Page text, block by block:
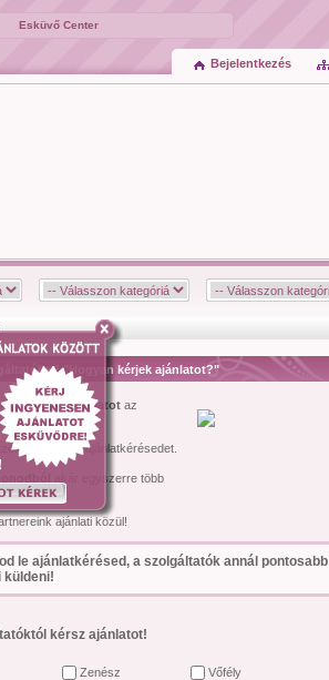
Esküvő Center
Bejelentkezés
"Hogyan kérjek ajánlatot?"
szóló ajánlatot az
várja ajánlatkérésedet.
akár egyszerre több
ajánlati közül!
le ajánlatkérésed, a szolgáltatók annál pontosabb
küldeni!
kérsz ajánlatot!
Zenész
Vőfély